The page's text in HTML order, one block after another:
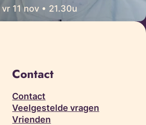
vr 11 nov • 21.30u
Contact
Contact
Veelgestelde vragen
Vrienden